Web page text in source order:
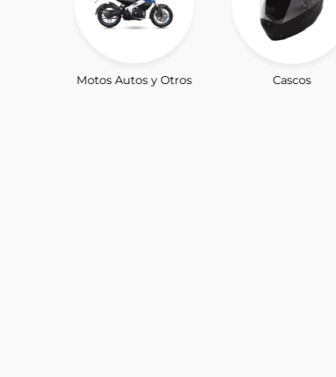
Motos Autos y Otros Cascos